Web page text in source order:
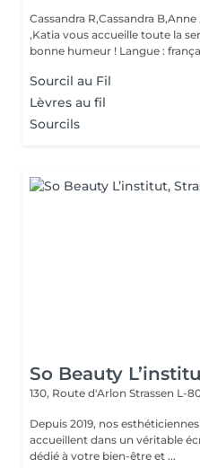
Cassandra R,Cassandra
,Katia vous accueille toute la
bonne humeur ! Langue :
Sourcil au Fil
Lèvres au fil
Sourcils
So Beauty
130, Route d'Arlon Strassen L-
Depuis 2019, nos
accueillent dans un véritable
dédié à votre bien-être et ...